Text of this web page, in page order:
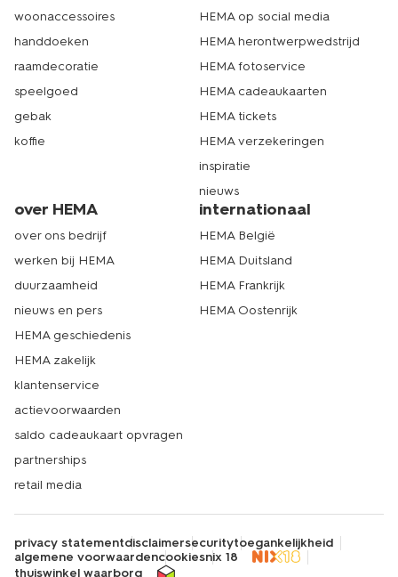
woonaccessoires
handdoeken
raamdecoratie
speelgoed
gebak
koffie
HEMA op social media
HEMA herontwerpwedstrijd
HEMA fotoservice
HEMA cadeaukaarten
HEMA tickets
HEMA verzekeringen
inspiratie
nieuws
over HEMA
over ons bedrijf
werken bij HEMA
duurzaamheid
nieuws en pers
HEMA geschiedenis
HEMA zakelijk
klantenservice
actievoorwaarden
saldo cadeaukaart opvragen
partnerships
retail media
internationaal
HEMA België
HEMA Duitsland
HEMA Frankrijk
HEMA Oostenrijk
privacy statementdisclaimersecuritytoegankelijkheid
algemene voorwaardencookiesnix 18
thuiswinkel waarborg